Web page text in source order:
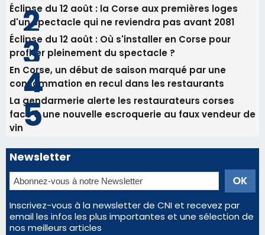
Éclipse du 12 août : la Corse aux premières loges
d'un spectacle qui ne reviendra pas avant 2081
Éclipse du 12 août : Où s'installer en Corse pour
profiter pleinement du spectacle ?
En Corse, un début de saison marqué par une
consommation en recul dans les restaurants
La gendarmerie alerte les restaurateurs corses
face à une nouvelle escroquerie au faux vendeur de
vin
Newsletter
Inscrivez-vous à la newsletter de CNI et recevez par
email les infos les plus importantes et une sélection de
nos meilleurs articles